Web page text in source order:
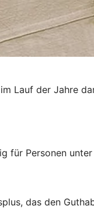
Lauf der Jahre
für Personen
das den